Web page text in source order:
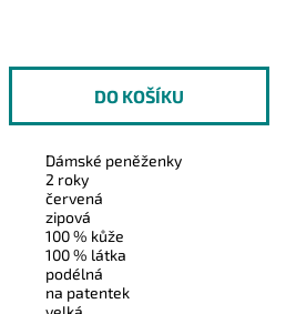
Dámské peněženky
2 roky
červená
zipová
100 % kůže
100 % látka
podélná
na patentek